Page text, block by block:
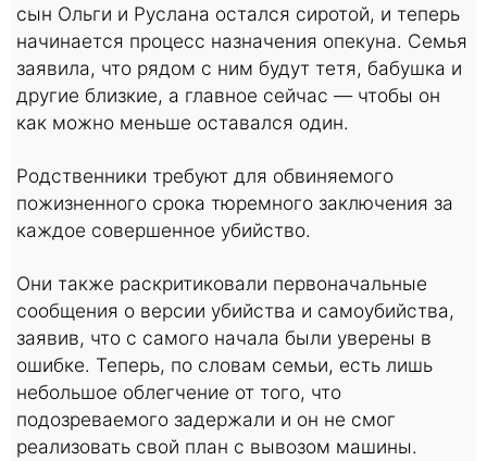
сын Ольги и Руслана остался сиротой, и теперь
начинается процесс назначения опекуна. Семья
заявила, что рядом с ним будут тетя, бабушка и
другие близкие, а главное сейчас — чтобы он
как можно меньше оставался один.
Родственники требуют для обвиняемого
пожизненного срока тюремного заключения за
каждое совершенное убийство.
Они также раскритиковали первоначальные
сообщения о версии убийства и самоубийства,
заявив, что с самого начала были уверены в
ошибке. Теперь, по словам семьи, есть лишь
небольшое облегчение от того, что
подозреваемого задержали и он не смог
реализовать свой план с вывозом машины.